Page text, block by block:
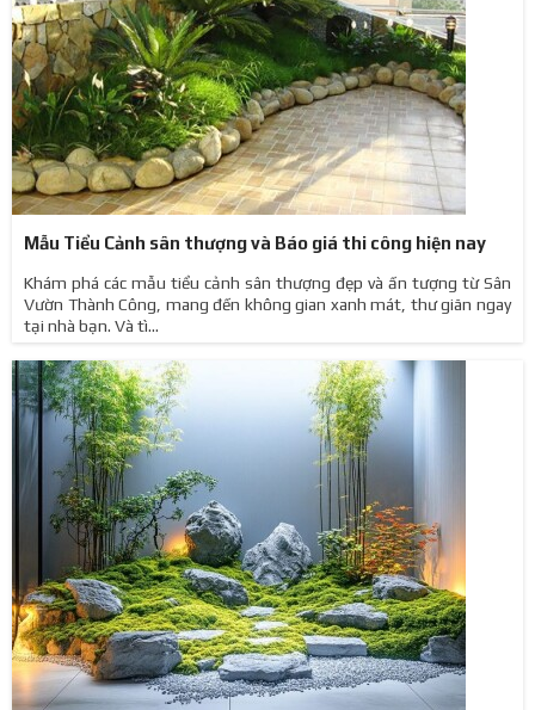
Mẫu Tiểu Cảnh sân thượng và Báo giá thi công hiện nay
Khám phá các mẫu tiểu cảnh sân thượng đẹp và ấn tượng từ Sân
Vườn Thành Công, mang đến không gian xanh mát, thư giãn ngay
tại nhà bạn. Và tì...